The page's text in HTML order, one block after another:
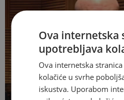
Ova internetska
upotrebljava
Ova internetska
kolačiće u svrhe
iskustva. Uporabom